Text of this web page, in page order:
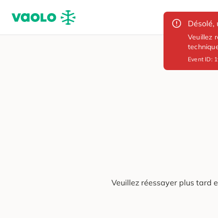
Désolé,
Veuillez
Event ID:
Veuillez réessayer plus tard